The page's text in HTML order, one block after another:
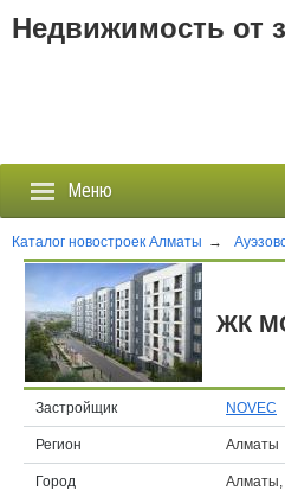
Недвижимость от
Меню
Застройщики
Новостройки
Новости
События
Каталог новостроек Алматы →
ЖК
Застройщик NOVEC
Регион Алматы
Город Алматы,